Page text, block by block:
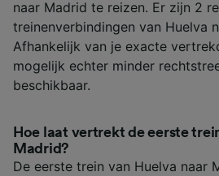
naar Madrid te reizen. Er zijn 2
treinenverbindingen van Huelva
Afhankelijk van je exacte
mogelijk echter minder
beschikbaar.
Hoe laat vertrekt de eerste
Madrid?
De eerste trein van Huelva naar